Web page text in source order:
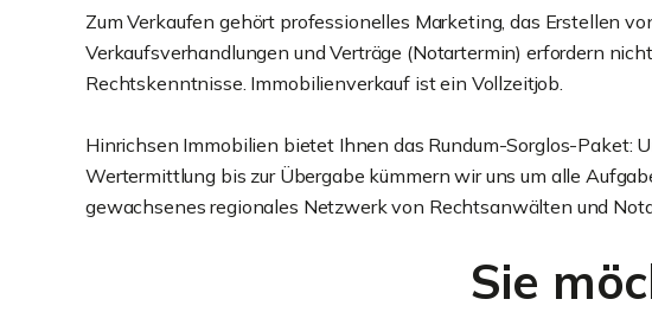
Zum Verkaufen gehört professionelles Marketing, das Erstellen
Verkaufsverhandlungen und Verträge (Notartermin) erfordern
Rechtskenntnisse. Immobilienverkauf ist ein Vollzeitjob.
Hinrichsen Immobilien bietet Ihnen das Rundum-Sorglos-Paket:
Wertermittlung bis zur Übergabe kümmern wir uns um alle
gewachsenes regionales Netzwerk von Rechtsanwälten und
Sie